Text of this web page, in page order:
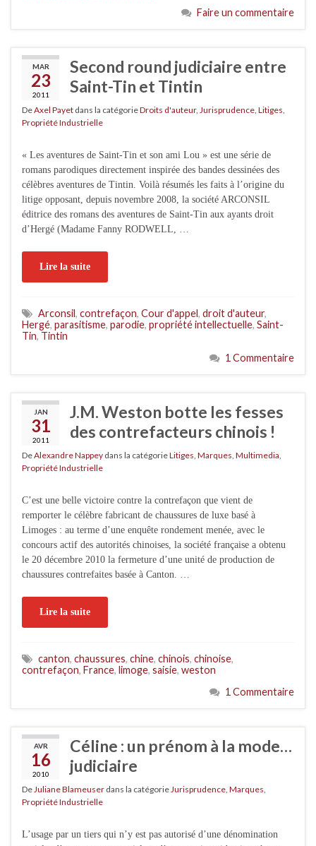
Faire un commentaire
MAR
23
2011
Second round judiciaire entre
Saint-Tin et Tintin
DeAxel Payet dans la catégorieDroits d'auteur, Jurisprudence Litiges
Propriété Industrielle
« Les aventures de Saint-Tin et son ami Lou » est une série de
romans parodiques directement inspirée des bandes dessinées des
célèbres aventures de Tintin. Voilà résumés les faits à l’origine du
litige opposant, depuis novembre 2008, la société ARCONSIL
éditrice des romans des aventures de Saint-Tin aux ayants droit
d’Hergé (Madame Fanny RODWELL, …
Lire la suite
Arconsil, contrefaçon, Cour d'appel, droit d'auteur,
Hergé, parasitisme, parodie, propriété intellectuelle, Saint-
Tin, Tintin
1 Commentaire
JAN
31
2011
J.M. Weston botte les fesses
des contrefacteurs chinois !
DeAlexandre Nappey dans la catégorieLitiges Marques Multimedia
Propriété Industrielle
C’est une belle victoire contre la contrefaçon que vient de
remporter le célèbre fabricant de chaussures de luxe basé à
Limoges : au terme d’une enquête rondement menée, avec le
concours actif des autorités chinoises, la société française a obtenu
le 20 décembre 2010 la fermeture d’une unité de production de
chaussures contrefaites basée à Canton. …
Lire la suite
canton, chaussures, chine, chinois, chinoise,
contrefaçon, France, limoge, saisie, weston
1 Commentaire
AVR
16
2010
Céline : un prénom à la mode…
judiciaire
De Juliane Blameuser dans la catégorie Jurisprudence Marques
Propriété Industrielle
L’usage par un tiers qui n’y est pas autorisé d’une dénomination